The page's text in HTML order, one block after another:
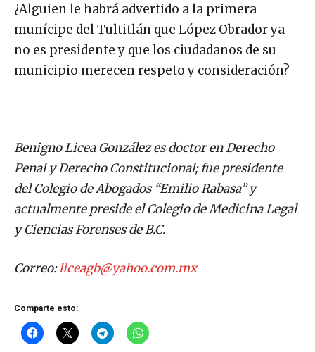
¿Alguien le habrá advertido a la primera
munícipe del Tultitlán que López Obrador ya
no es presidente y que los ciudadanos de su
municipio merecen respeto y consideración?
Benigno Licea González es doctor en Derecho
Penal y Derecho Constitucional; fue presidente
del Colegio de Abogados “Emilio Rabasa” y
actualmente preside el Colegio de Medicina Legal
y Ciencias Forenses de B.C.
Correo:liceagb@yahoo.com.mx
Comparte esto: